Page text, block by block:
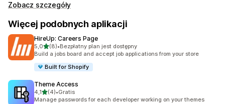
Zobacz szczegóły
Więcej podobnych aplikacji
HireUp: Careers Page
5,0na 5 gwiazdek
(8)
Łączna liczba recenzji: 8
•Bezpłatny plan jest dostępny
Build a jobs board and accept job applications from your store
Built for Shopify
Theme Access
4,1na 5 gwiazdek
(4)
Łączna liczba recenzji: 4
•Gratis
Manage passwords for each developer working on your themes